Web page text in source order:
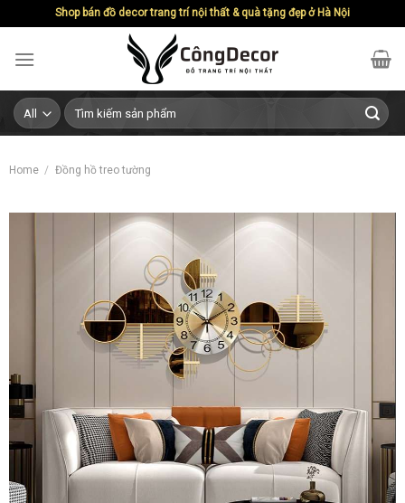
content
Shop bán đồ decor trang trí nội thất & quà tặng đẹp ở Hà Nội
Search
for:
Home / Đồng hồ treo tường